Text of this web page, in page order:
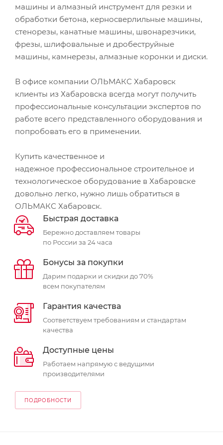
машины и алмазный инструмент для резки и
обработки бетона, керносверлильные машины,
стенорезы, канатные машины, швонарезчики,
фрезы, шлифовальные и дробеструйные
машины, камнерезы, алмазные коронки и диски.
В офисе компании ОЛЬМАКС Хабаровск
клиенты из Хабаровска всегда могут получить
профессиональные консультации экспертов по
работе всего представленного оборудования и
попробовать его в применении.
Купить качественное и
надежное профессиональное строительное и
технологическое оборудование в Хабаровске
довольно легко, нужно лишь обратиться в
ОЛЬМАКС Хабаровск.
Быстрая доставка
Бережно доставляем товары
по России за 24 часа
Бонусы за покупки
Дарим подарки и скидки до 70%
всем покупателям
Гарантия качества
Соответствуем требованиям и стандартам
качества
Доступные цены
Работаем напрямую с ведущими
производителями
ПОДРОБНОСТИ